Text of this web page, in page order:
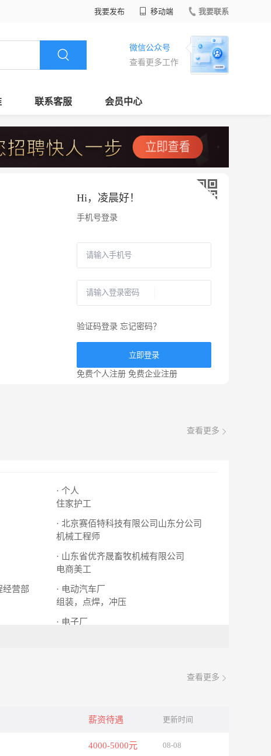
我要发布 移动端 我要联系
微信公众号
查看更多工作
联系客服 会员中心
Hi， 凌晨好！
手机号登录
验证码登录 忘记密码？
立即登录
免费个人注册 免费企业注册
查看更多
· 个人
住家护工
· 北京赛佰特科技有限公司山东分公司
机械工程师
· 山东省优齐晟畜牧机械有限公司
电商美工
经营部
· 电动汽车厂
组装，点焊，冲压
· 电子厂
查看更多
薪资待遇 更新时间
4000-5000元 08-08